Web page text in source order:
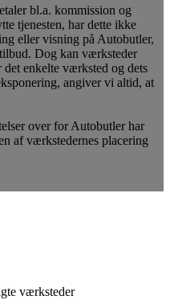
bl.a. kommission og
tjenesten, har dette ikke
eller visning på Autobutler,
Dog kan værksteder
enkelte værksted og dets
angiver vi altid, at
over for Autobutler har
af værkstedernes placering
værksteder